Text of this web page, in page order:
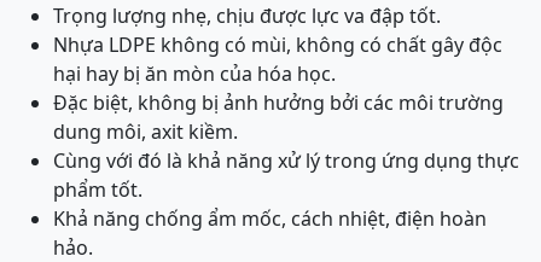
Trọng lượng nhẹ, chịu được lực va đập tốt.
Nhựa LDPE không có mùi, không có chất gây độc
hại hay bị ăn mòn của hóa học.
Đặc biệt, không bị ảnh hưởng bởi các môi trường
dung môi, axit kiềm.
Cùng với đó là khả năng xử lý trong ứng dụng thực
phẩm tốt.
Khả năng chống ẩm mốc, cách nhiệt, điện hoàn
hảo.